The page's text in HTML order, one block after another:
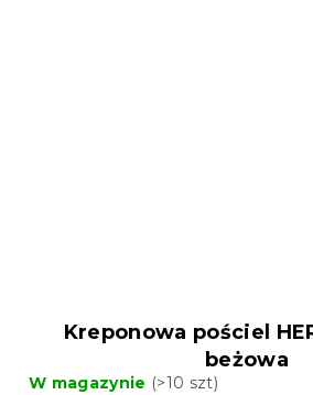
Kreponowa pościel
beżowa
W magazynie (>10 szt)